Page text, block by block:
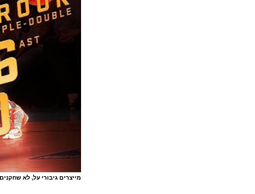
מייצרים גיבורי על, לא